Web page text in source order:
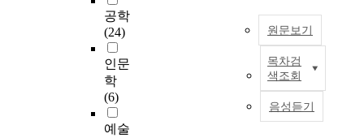
공학
(24)
인문
학
(6)
예술
원문보기
목차검
색조회
음성듣기